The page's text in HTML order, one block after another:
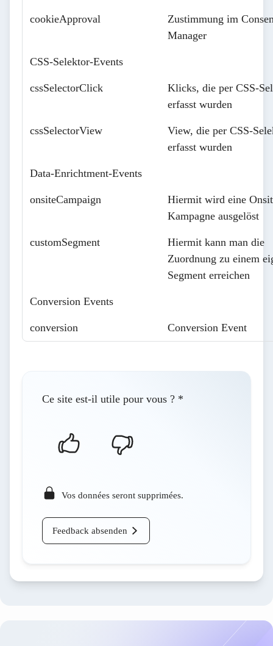
cookieApproval
Zustimmung im
Manager
CSS-Selektor-Events
cssSelectorClick
Klicks, die per CSS-
erfasst wurden
cssSelectorView
View, die per CSS-
erfasst wurden
Data-Enrichtment-Events
onsiteCampaign
Hiermit wird eine
Kampagne ausgelöst
customSegment
Hiermit kann man die
Zuordnung zu einem
Segment erreichen
Conversion Events
conversion Conversion Event
Ce site est-il utile pour vous ? *
Vos données seront supprimées.
Feedback absenden